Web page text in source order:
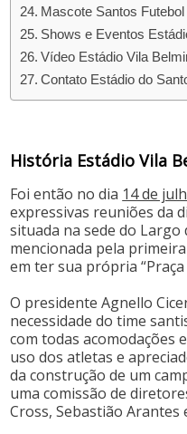
Mascote Santos
Shows e Eventos
Vídeo Estádio Vila
Contato Estádio do
História Estádio Vila
Foi então no dia 14 de
expressivas reuniões da
situada na sede do Largo
mencionada pela
em ter sua própria “Praça
O presidente Agnello
necessidade do time
com todas acomodações
uso dos atletas e
da construção de um
uma comissão de
Cross, Sebastião Arantes